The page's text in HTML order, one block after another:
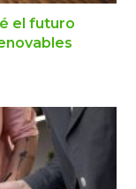
el futuro